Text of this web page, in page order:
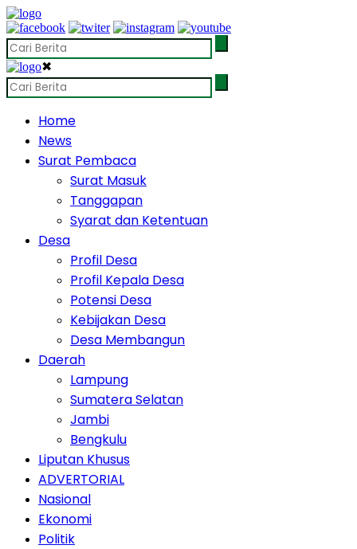
✖
Home
News
Surat Pembaca
Surat Masuk
Tanggapan
Syarat dan Ketentuan
Desa
Profil Desa
Profil Kepala Desa
Potensi Desa
Kebijakan Desa
Desa Membangun
Daerah
Lampung
Sumatera Selatan
Jambi
Bengkulu
Liputan Khusus
ADVERTORIAL
Nasional
Ekonomi
Politik